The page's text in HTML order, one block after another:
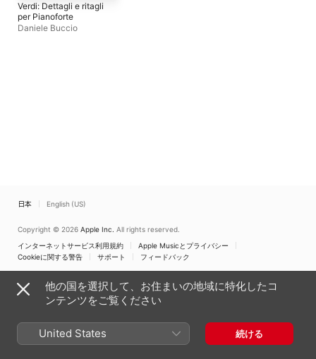
Verdi: Dettagli e ritagli
per Pianoforte
Daniele Buccio
日本 English (US)
Copyright © 2026 Apple Inc. All rights reserved.
インターネットサービス利用規約
Apple Musicとプライバシー
Cookieに関する警告
サポート フィードバック
他の国を選択して、お住まいの地域に特化したコ
ンテンツをご覧ください
United States 続ける